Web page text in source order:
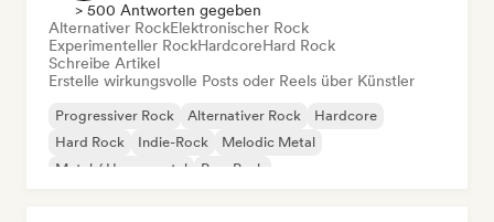
> 500 Antworten gegeben
Alternativer RockElektronischer Rock
Experimenteller RockHardcoreHard Rock
Schreibe Artikel
Erstelle wirkungsvolle Posts oder Reels über Künstler
Progressiver Rock Alternativer Rock
Hardcore
Hard Rock
Indie-Rock
Melodic Metal
Metal / Heavy metal
Pop-Punk